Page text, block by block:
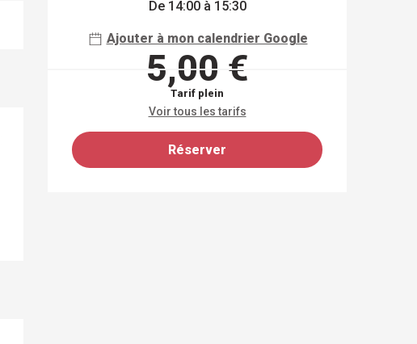
De 14:00 à 15:30
Ajouter à mon calendrier Google
5,00 €
Tarif plein
Voir tous les tarifs
Réserver